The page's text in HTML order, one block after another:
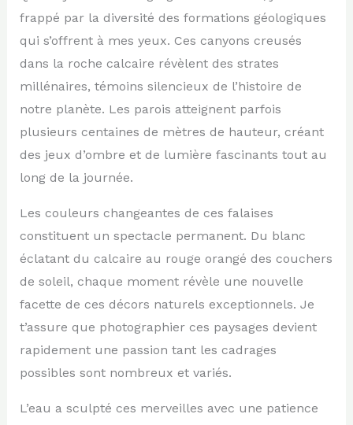
frappé par la diversité des formations géologiques
qui s’offrent à mes yeux. Ces canyons creusés
dans la roche calcaire révèlent des strates
millénaires, témoins silencieux de l’histoire de
notre planète. Les parois atteignent parfois
plusieurs centaines de mètres de hauteur, créant
des jeux d’ombre et de lumière fascinants tout au
long de la journée.
Les couleurs changeantes de ces falaises
constituent un spectacle permanent. Du blanc
éclatant du calcaire au rouge orangé des couchers
de soleil, chaque moment révèle une nouvelle
facette de ces décors naturels exceptionnels. Je
t’assure que photographier ces paysages devient
rapidement une passion tant les cadrages
possibles sont nombreux et variés.
L’eau a sculpté ces merveilles avec une patience